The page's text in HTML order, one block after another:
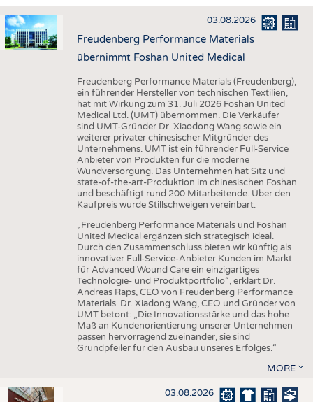
HAUS- UND HEIMTEXTILIEN
BEKLEIDUNG
TESTS
AUSSCHREIBUNGEN
DTV AUSSCHREIBUNGSDIENST
STATISTICS
DAUNENCHECK
ADRESSEN & LINKS
PUBLIKATIONEN
TERMINE
BRANCHENTERMINE
03.08.2026
Freudenberg Performance Materials
übernimmt Foshan United Medical
Freudenberg Performance Materials (Freudenberg),
ein führender Hersteller von technischen Textilien,
hat mit Wirkung zum 31. Juli 2026 Foshan United
Medical Ltd. (UMT) übernommen. Die Verkäufer
sind UMT-Gründer Dr. Xiaodong Wang sowie ein
weiterer privater chinesischer Mitgründer des
Unternehmens. UMT ist ein führender Full-Service
Anbieter von Produkten für die moderne
Wundversorgung. Das Unternehmen hat Sitz und
state-of-the-art-Produktion im chinesischen Foshan
und beschäftigt rund 200 Mitarbeitende. Über den
Kaufpreis wurde Stillschweigen vereinbart.
„Freudenberg Performance Materials und Foshan
United Medical ergänzen sich strategisch ideal.
Durch den Zusammenschluss bieten wir künftig als
innovativer Full-Service-Anbieter Kunden im Markt
für Advanced Wound Care ein einzigartiges
Technologie- und Produktportfolio“, erklärt Dr.
Andreas Raps, CEO von Freudenberg Performance
Materials. Dr. Xiadong Wang, CEO und Gründer von
UMT betont: „Die Innovationsstärke und das hohe
Maß an Kundenorientierung unserer Unternehmen
passen hervorragend zueinander, sie sind
Grundpfeiler für den Ausbau unseres Erfolges.“
MORE
03.08.2026